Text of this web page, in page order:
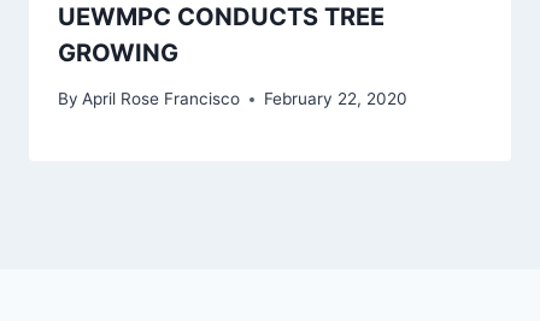
UEWMPC CONDUCTS TREE
GROWING
By April Rose Francisco February 22, 2020